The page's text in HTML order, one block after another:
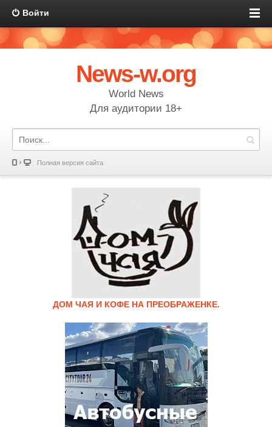
Войти
News-w.org
World News
Для аудитории 18+
Полная версия сайта
ДОМ ЧАЯ И КОФЕ НА ПРЕОБРАЖЕНКЕ.